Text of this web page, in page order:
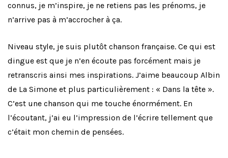
connus, je m’inspire, je ne retiens pas les prénoms, je
n’arrive pas à m’accrocher à ça.
Niveau style, je suis plutôt chanson française. Ce qui est
dingue est que je n’en écoute pas forcément mais je
retranscris ainsi mes inspirations. J’aime beaucoup Albin
de La Simone et plus particulièrement : « Dans la tête ».
C’est une chanson qui me touche énormément. En
l’écoutant, j’ai eu l’impression de l’écrire tellement que
c’était mon chemin de pensées.